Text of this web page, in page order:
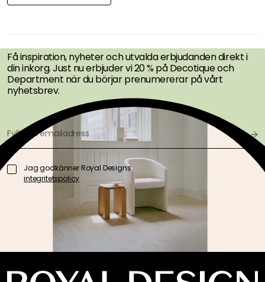
FÅ INSPIRATION &
ERBJUDANDEN FÖRST
Få inspiration, nyheter och utvalda erbjudanden direkt i
din inkorg. Just nu erbjuder vi 20 % på Decotique och
Department när du börjar prenumererar på vårt
nyhetsbrev.
Jag godkänner Royal Designs
integritetspolicy